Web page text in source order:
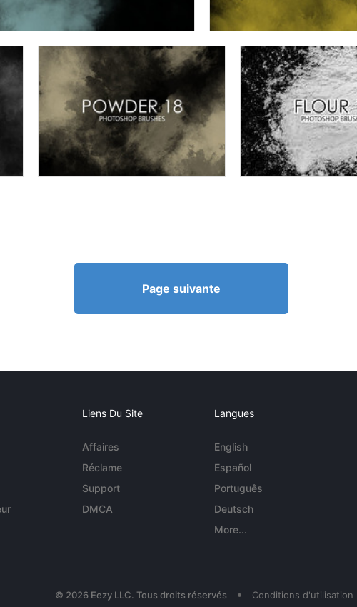
Page suivante
Liens Du Site
Affaires
Réclame
Support
DMCA
Langues
English
Español
Português
Deutsch
More...
© 2026 Eezy LLC. Tous droits réservés • Conditions d'utilisation